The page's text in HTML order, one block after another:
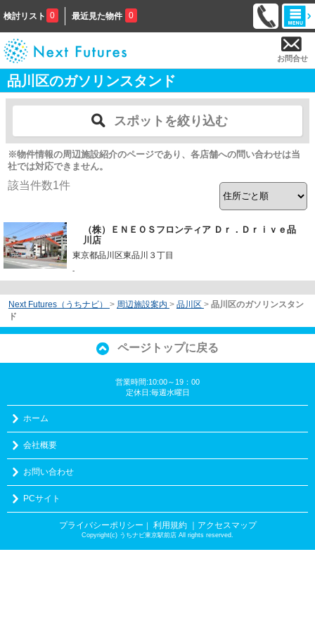
検討リスト 0 最近見た物件 0
お問合せ
品川区のガソリンスタンド
スポットを絞り込む
※物件情報の周辺施設紹介のページであり、各店舗への問い合わせは当
社では対応できません。
該当件数1件
（株）ＥＮＥＯＳフロンティア Ｄｒ．Ｄｒｉｖｅ品
川店
東京都品川区東品川３丁目
-
Next Futures（うちナビ） > 周辺施設案内 > 品川区 > 品川区のガソリンスタン
ド
ページトップに戻る
営業時間:10:00～19：00
定休日:毎週水曜日
ホーム
会社概要
お問い合わせ
PCサイト
プライバシーポリシー ｜ 利用規約 ｜アクセスマップ
Copyright(c) うちナビ東京駅前店 All rights reserved.